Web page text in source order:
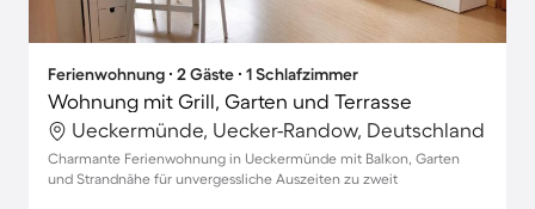
Ferienwohnung ∙ 2 Gäste ∙ 1 Schlafzimmer
Wohnung mit Grill, Garten und Terrasse
Ueckermünde, Uecker-Randow, Deutschland
Charmante Ferienwohnung in Ueckermünde mit Balkon, Garten
und Strandnähe für unvergessliche Auszeiten zu zweit